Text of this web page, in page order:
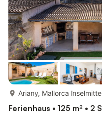
Ariany, Mallorca Inselmitte
Ferienhaus • 125 m² • 2